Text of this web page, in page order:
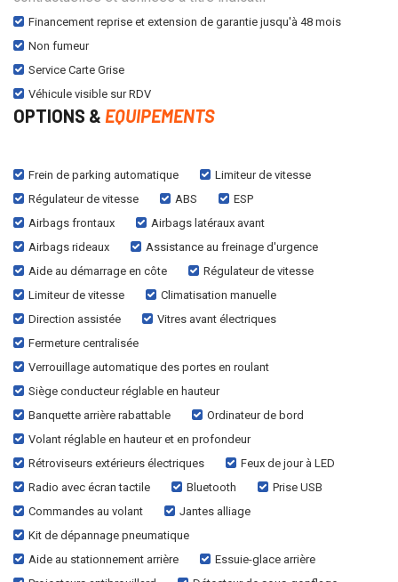
Financement reprise et extension de garantie jusqu'à 48 mois
Non fumeur
Service Carte Grise
Véhicule visible sur RDV
OPTIONS & EQUIPEMENTS
Frein de parking automatique
Limiteur de vitesse
Régulateur de vitesse
ABS
ESP
Airbags frontaux
Airbags latéraux avant
Airbags rideaux
Assistance au freinage d'urgence
Aide au démarrage en côte
Régulateur de vitesse
Limiteur de vitesse
Climatisation manuelle
Direction assistée
Vitres avant électriques
Fermeture centralisée
Verrouillage automatique des portes en roulant
Siège conducteur réglable en hauteur
Banquette arrière rabattable
Ordinateur de bord
Volant réglable en hauteur et en profondeur
Rétroviseurs extérieurs électriques
Feux de jour à LED
Radio avec écran tactile
Bluetooth
Prise USB
Commandes au volant
Jantes alliage
Kit de dépannage pneumatique
Aide au stationnement arrière
Essuie-glace arrière